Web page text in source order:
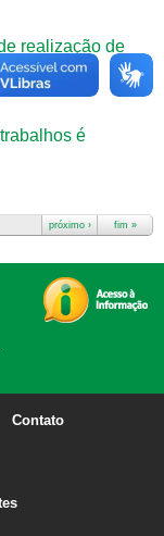
realização de
é
próximo › fim »
Contato